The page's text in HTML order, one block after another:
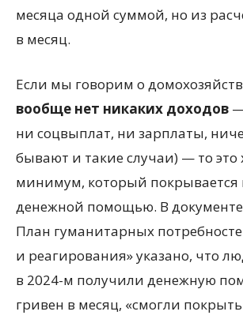
месяца одной суммой, но из
в месяц.
Если мы говорим о
вообще нет никаких доходов
ни соцвыплат, ни зарплаты,
бывают и такие случаи) — то это
минимум, который покрывается
денежной помощью. В
План гуманитарных
и реагирования» указано, что
в 2024-м получили денежную
гривен в месяц, «смогли покрыть